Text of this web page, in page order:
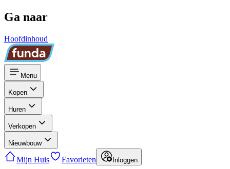
Ga naar
Hoofdinhoud
Menu
Kopen
Huren
Verkopen
Nieuwbouw
Mijn Huis Favorieten Inloggen